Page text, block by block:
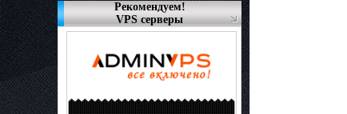
Рекомендуем!
VPS серверы